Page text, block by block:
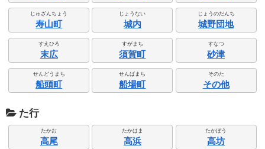
じゅざんちょう
寿山町
じょうない
城内
じょうのだんち
城野団地
すえひろ
末広
すがまち
須賀町
すなつ
砂津
せんどうまち
船頭町
せんばまち
船場町
そのた
その他
た行
たかお
高尾
たかはま
高浜
たかぼう
高坊